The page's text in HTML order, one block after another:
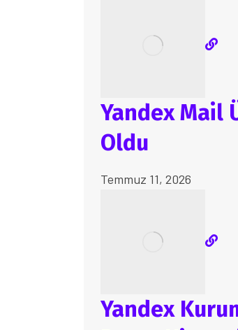
Yandex Mail
Oldu
Temmuz 11, 2026
Yandex